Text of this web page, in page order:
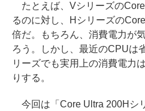
たとえば、Vシリーズの
るのに対し、Hシリーズの
倍だ。もちろん、消費電力が
ろう。しかし、最近のCPUは
リーズでも実用上の消費電力
りする。
今回は「Core Ultra 200Hシ